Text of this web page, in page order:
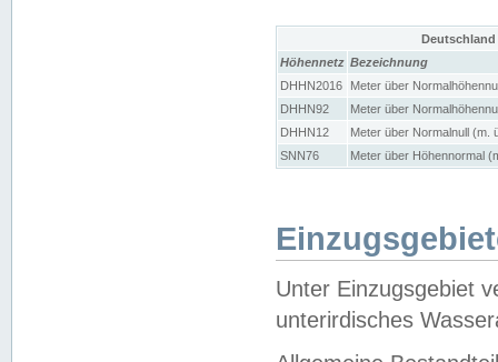
Höhennetz Bezeichnung
DHHN2016
Meter über
DHHN92
Meter über
DHHN12
Meter über Normalnull (m.
SNN76
Meter über Höhennormal
Unter Einzugsgebiet
unterirdisches